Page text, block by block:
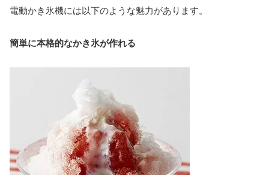
電動かき氷機には以下のような魅力があります。
簡単に本格的なかき氷が作れる